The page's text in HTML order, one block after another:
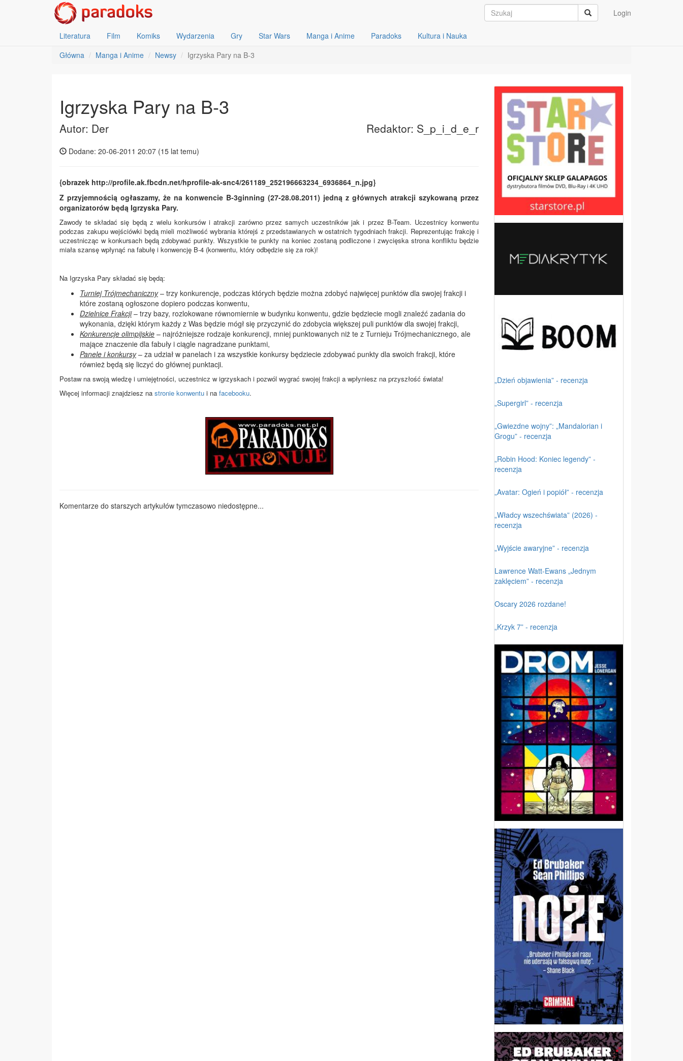
Login
Literatura Film Komiks Wydarzenia Gry Star Wars Manga i Anime Paradoks
Kultura i Nauka
Główna
Manga i Anime Newsy Igrzyska Pary na B-3
Igrzyska Pary na B-3
Autor: Der Redaktor: S_p_i_d_e_r
Dodane: 20-06-2011 20:07 (15 lat temu)
{obrazek http://profile.ak.fbcdn.net/hprofile-ak-snc4/261189_252196663234_6936864_n.jpg}
Z przyjemnością ogłaszamy, że na konwencie B-3ginning (27-28.08.2011) jedną z głównych atrakcji szykowaną przez
organizatorów będą Igrzyska Pary.
Zawody te składać się będą z wielu konkursów i atrakcji zarówno przez samych uczestników jak i przez B-Team. Uczestnicy konwentu
podczas zakupu wejściówki będą mieli możliwość wybrania którejś z przedstawianych w ostatnich tygodniach frakcji. Reprezentując frakcję i
uczestnicząc w konkursach będą zdobywać punkty. Wszystkie te punkty na koniec zostaną podliczone i zwycięska strona konfliktu będzie
miała szansę wpłynąć na fabułę i konwencję B-4 (konwentu, który odbędzie się za rok)!
Na Igrzyska Pary składać się będą:
Turniej Trójmechaniczny– trzy konkurencje, podczas których będzie można zdobyć najwięcej punktów dla swojej frakcji i
które zostaną ogłoszone dopiero podczas konwentu,
Dzielnice Frakcji– trzy bazy, rozlokowane równomiernie w budynku konwentu, gdzie będziecie mogli znaleźć zadania do
wykonania, dzięki którym każdy z Was będzie mógł się przyczynić do zdobycia większej puli punktów dla swojej frakcji,
Konkurencje olimpijskie – najróżniejsze rodzaje konkurencji, mniej punktowanych niż te z Turnieju Trójmechanicznego, ale
mające znaczenie dla fabuły i ciągle nagradzane punktami,
Panele i konkursy– za udział w panelach i za wszystkie konkursy będziecie zdobywać punkty dla swoich frakcji, które
również będą się liczyć do głównej punktacji.
Postaw na swoją wiedzę i umiejętności, uczestnicz w igrzyskach i pozwól wygrać swojej frakcji a wpłyniesz na przyszłość świata!
Więcej informacji znajdziesz na stronie konwentu i na facebooku.
Komentarze do starszych artykułów tymczasowo niedostępne...
„Dzień objawienia” - recenzja
„Supergirl” - recenzja
„Gwiezdne wojny”: „Mandalorian i
Grogu” - recenzja
„Robin Hood: Koniec legendy” -
recenzja
„Avatar: Ogień i popiół” - recenzja
„Władcy wszechświata” (2026) -
recenzja
„Wyjście awaryjne” - recenzja
Lawrence Watt-Ewans „Jednym
zaklęciem” - recenzja
Oscary 2026 rozdane!
„Krzyk 7” - recenzja